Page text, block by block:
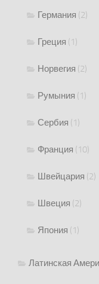
Германия (2)
Греция (1)
Норвегия (2)
Румыния (1)
Сербия (1)
Франция (10)
Швейцария (2)
Швеция (2)
Япония (1)
Латинская